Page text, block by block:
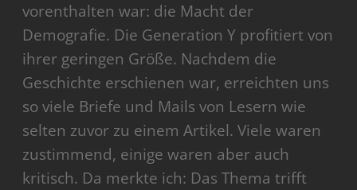
vorenthalten war: die Macht der
Demografie. Die Generation Y profitiert von
ihrer geringen Größe. Nachdem die
Geschichte erschienen war, erreichten uns
so viele Briefe und Mails von Lesern wie
selten zuvor zu einem Artikel. Viele waren
zustimmend, einige waren aber auch
kritisch. Da merkte ich: Das Thema trifft